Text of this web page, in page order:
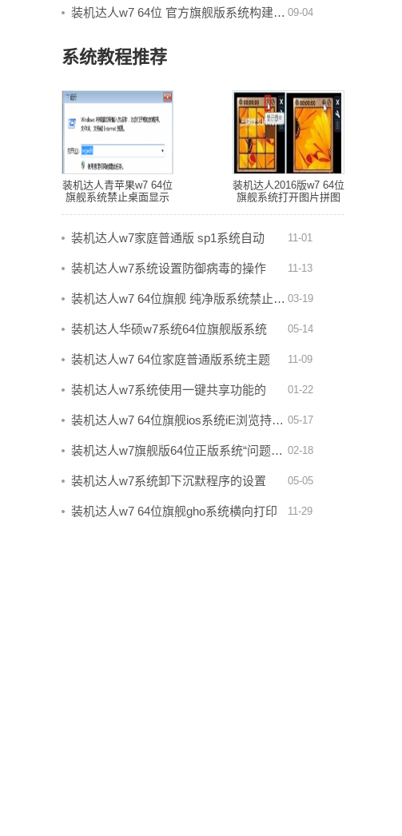
09-04
装机达人w7 64位 官方旗舰版系统构建…
系统教程推荐
装机达人青苹果w7 64位
旗舰系统禁止桌面显示
装机达人2016版w7 64位
旗舰系统打开图片拼图
11-01
装机达人w7家庭普通版 sp1系统自动
安… 11-13
装机达人w7系统设置防御病毒的操作
方… 03-19
装机达人w7 64位旗舰 纯净版系统禁止…
05-14
装机达人华硕w7系统64位旗舰版系统
扫… 11-09
装机达人w7 64位家庭普通版系统主题
包… 01-22
装机达人w7系统使用一键共享功能的
操… 05-17
装机达人w7 64位旗舰ios系统iE浏览持…
02-18
装机达人w7旗舰版64位正版系统“问题…
05-05
装机达人w7系统卸下沉默程序的设置
技… 11-29
装机达人w7 64位旗舰gho系统横向打印